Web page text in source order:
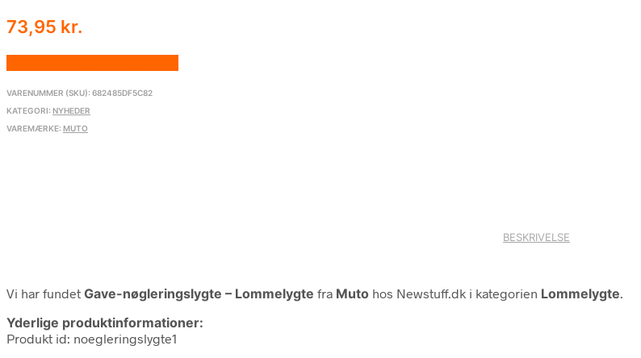
73,95 kr.
VARENUMMER (SKU): 682485DF5C82
KATEGORI: NYHEDER
VAREMÆRKE: MUTO
BESKRIVELSE
Vi har fundet Gave-nøgleringslygte – Lommelygte fra Muto hos Newstuff.dk i kategorien Lommelygte.
Yderlige produktinformationer:
Produkt id: noegleringslygte1